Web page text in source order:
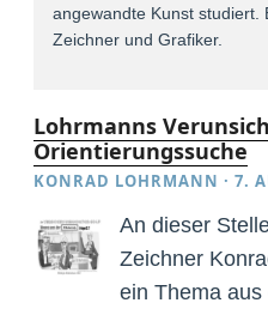
angewandte Kunst studiert.
Zeichner und Grafiker.
Lohrmanns
Orientierungssuche
KONRAD LOHRMANN ·7.
An dieser
Zeichner
ein Thema